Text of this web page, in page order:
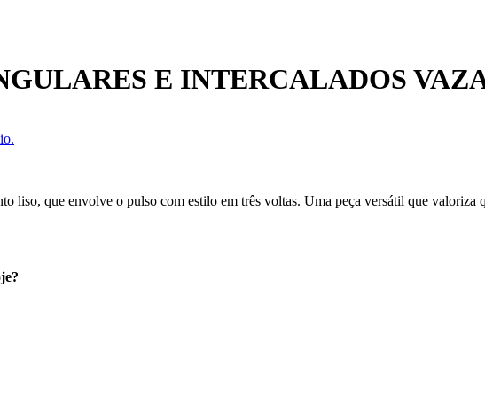
E INTERCALADOS
liso, que envolve o pulso com estilo em três voltas. Uma peça versátil que